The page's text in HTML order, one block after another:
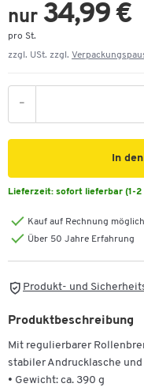
nur 34,99 €
pro St.
zzgl. USt. zzgl.
-
In
Lieferzeit: sofort lieferbar (1-2
Kauf auf Rechnung möglich
Über 50 Jahre Erfahrung
Produkt- und
Produktbeschreibung
Mit regulierbarer
stabiler Andrucklasche
• Gewicht: ca. 390 g